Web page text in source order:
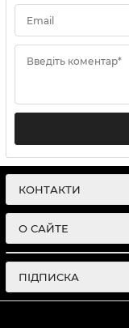
Email
Введіть коментар*
КОНТАКТИ
О САЙТЕ
ПІДПИСКА